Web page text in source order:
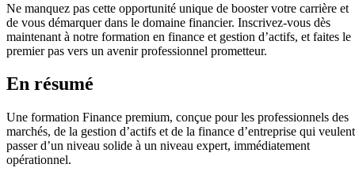
Ne manquez pas cette opportunité unique de booster votre carrière et
de vous démarquer dans le domaine financier. Inscrivez-vous dès
maintenant à notre formation en finance et gestion d’actifs, et faites le
premier pas vers un avenir professionnel prometteur.
En résumé
Une formation Finance premium, conçue pour les professionnels des
marchés, de la gestion d’actifs et de la finance d’entreprise qui veulent
passer d’un niveau solide à un niveau expert, immédiatement
opérationnel.